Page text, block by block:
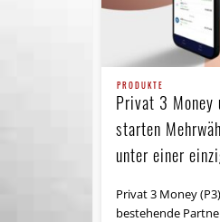
PRODUKTE
Privat 3 Money
starten
unter einer
Privat 3 Money
bestehende